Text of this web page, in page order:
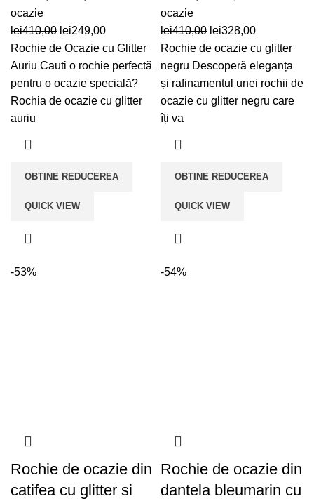
ocazie
lei410,00 Prețul
inițial
a
fost:
lei410,00.
lei249,00Prețul
curent
este:
lei249,00.
Rochie de Ocazie cu Glitter
Auriu Cauti o rochie perfectă
pentru o ocazie specială?
Rochia de ocazie cu glitter
auriu
OBTINE REDUCEREA
QUICK VIEW
ocazie
lei410,00 Prețul
inițial
a
fost:
lei410,00.
lei328,00Prețul
curent
este:
lei328,00.
Rochie de ocazie cu glitter
negru Descoperă eleganța
și rafinamentul unei rochii de
ocazie cu glitter negru care
îți va
OBTINE REDUCEREA
QUICK VIEW
-53%
Rochie de ocazie din
catifea cu glitter si
-54%
Rochie de ocazie din
dantela bleumarin cu